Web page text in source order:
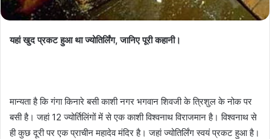
यहां खुद प्रकट हुआ था ज्योतिर्लिंग, जानिए पूरी कहानी।
मान्यता है कि गंगा किनारे बसी काशी नगर भगवान शिवजी के त्रिशुल के नोक पर
बसी है। जहां 12 ज्योर्तिलिंगों में से एक काशी विश्वनाथ विराजमान है। विश्वनाथ से
ही कुछ दूरी पर एक प्राचीन महादेव मंदिर है। जहां ज्योतिर्लिंग स्वयं प्रकट हुआ है।